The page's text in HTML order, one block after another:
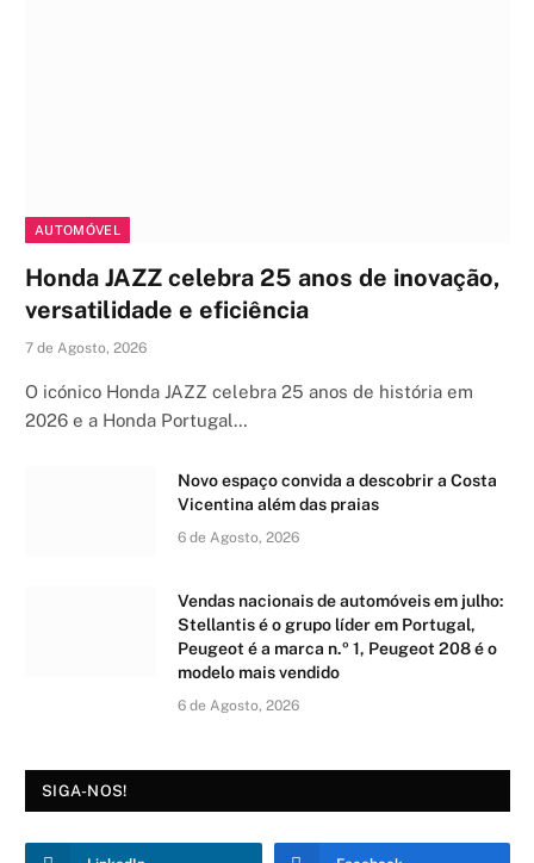
AUTOMÓVEL
Honda JAZZ celebra 25 anos de inovação,
versatilidade e eficiência
7 de Agosto, 2026
O icónico Honda JAZZ celebra 25 anos de história em
2026 e a Honda Portugal…
Novo espaço convida a descobrir a Costa
Vicentina além das praias
6 de Agosto, 2026
Vendas nacionais de automóveis em julho:
Stellantis é o grupo líder em Portugal,
Peugeot é a marca n.º 1, Peugeot 208 é o
modelo mais vendido
6 de Agosto, 2026
SIGA-NOS!